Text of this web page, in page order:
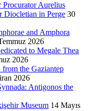
Procurator Aurelius
Diocletian in Perge 30
and Amphora
2026
to Megale Thea
2026
the Gaziantep
2026
Antigonos the
Museum 14 Mayıs